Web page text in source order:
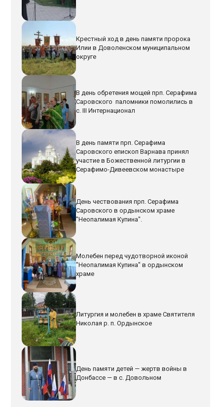
Крестный ход в день памяти пророка
Илии в Доволенском муниципальном
округе
В день обретения мощей прп. Серафима
Саровского паломники помолились в
с. III Интернационал
В день памяти прп. Серафима
Саровского епископ Варнава принял
участие в Божественной литургии в
Серафимо-Дивеевском монастыре
День чествования прп. Серафима
Саровского в ордынском храме
"Неопалимая Купина".
Молебен перед чудотворной иконой
"Неопалимая Купина" в ордынском
храме
Литургия и молебен в храме Святителя
Николая р. п. Ордынское
День памяти детей — жертв войны в
Донбассе — в с. Довольном